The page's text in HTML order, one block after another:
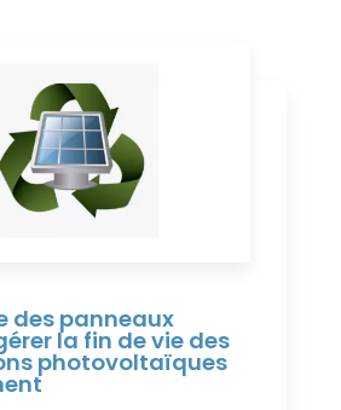
des panneaux
la fin de vie des
photovoltaïques